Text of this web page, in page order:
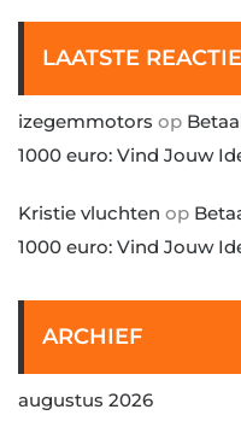
LAATSTE
izegemmotors op
1000 euro: Vind Jouw
Kristie vluchten op
1000 euro: Vind Jouw
ARCHIEF
augustus 2026